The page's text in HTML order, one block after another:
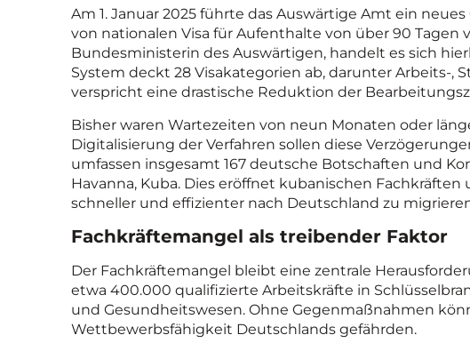
Am 1. Januar 2025 führte das Auswärtige Amt ein
von nationalen Visa für Aufenthalte von über 90 Tagen
Bundesministerin des Auswärtigen, handelt es sich
System deckt 28 Visakategorien ab, darunter Arbeits-,
verspricht eine drastische Reduktion der
Bisher waren Wartezeiten von neun Monaten oder
Digitalisierung der Verfahren sollen diese
umfassen insgesamt 167 deutsche Botschaften und
Havanna, Kuba. Dies eröffnet kubanischen
schneller und effizienter nach Deutschland zu
Fachkräftemangel als treibender Faktor
Der Fachkräftemangel bleibt eine zentrale
etwa 400.000 qualifizierte Arbeitskräfte in
und Gesundheitswesen. Ohne Gegenmaßnahmen
Wettbewerbsfähigkeit Deutschlands gefährden.